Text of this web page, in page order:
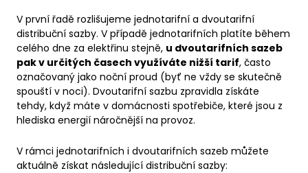
V první řadě rozlišujeme jednotarifní a dvoutarifní
distribuční sazby. V případě jednotarifních platíte během
celého dne za elektřinu stejně, u dvoutarifních sazeb
pak v určitých časech využíváte nižší tarif, často
označovaný jako noční proud (byť ne vždy se skutečně
spouští v noci). Dvoutarifní sazbu zpravidla získáte
tehdy, když máte v domácnosti spotřebiče, které jsou z
hlediska energií náročnější na provoz.
V rámci jednotarifních i dvoutarifních sazeb můžete
aktuálně získat následující distribuční sazby: